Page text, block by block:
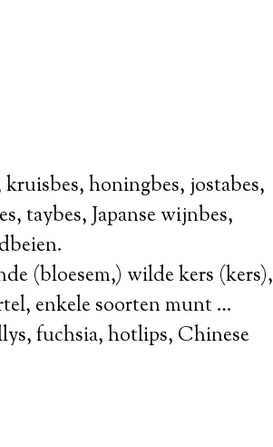
honingbes, jostabes,
taybes, Japanse wijnbes,
(bloesem,) wilde kers (kers),
enkele soorten munt …
fuchsia, hotlips, Chinese